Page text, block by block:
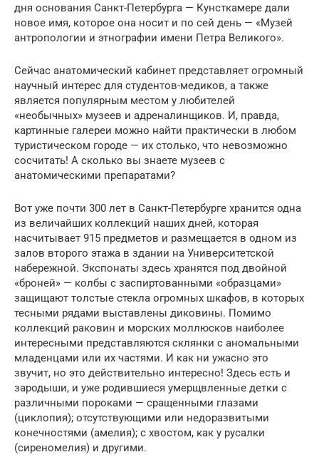
дня основания Санкт-Петербурга — Кунсткамере дали
новое имя, которое она носит и по сей день — «Музей
антропологии и этнографии имени Петра Великого».
Сейчас анатомический кабинет представляет огромный
научный интерес для студентов-медиков, а также
является популярным местом у любителей
«необычных» музеев и адреналинщиков. И, правда,
картинные галереи можно найти практически в любом
туристическом городе — их столько, что невозможно
сосчитать! А сколько вы знаете музеев с
анатомическими препаратами?
Вот уже почти 300 лет в Санкт-Петербурге хранится одна
из величайших коллекций наших дней, которая
насчитывает 915 предметов и размещается в одном из
залов второго этажа в здании на Университетской
набережной. Экспонаты здесь хранятся под двойной
«броней» — колбы с заспиртованными «образцами»
защищают толстые стекла огромных шкафов, в которых
тесными рядами выставлены диковины. Помимо
коллекций раковин и морских моллюсков наиболее
интересными представляются склянки с аномальными
младенцами или их частями. И как ни ужасно это
звучит, но это действительно интересно! Здесь есть и
зародыши, и уже родившиеся умерщвленные детки с
различными пороками — сращенными глазами
(циклопия); отсутствующими или недоразвитыми
конечностями (амелия); с хвостом, как у русалки
(сиреномелия) и другими.